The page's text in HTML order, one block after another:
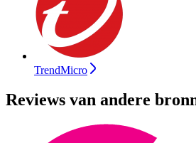
TrendMicro
Reviews van andere